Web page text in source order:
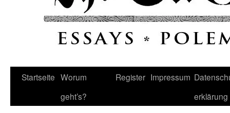
Startseite Worum
geht’s?
Register Impressum
erklärung